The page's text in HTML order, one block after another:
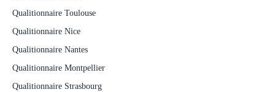
Qualitionnaire Toulouse
Qualitionnaire Nice
Qualitionnaire Nantes
Qualitionnaire Montpellier
Qualitionnaire Strasbourg